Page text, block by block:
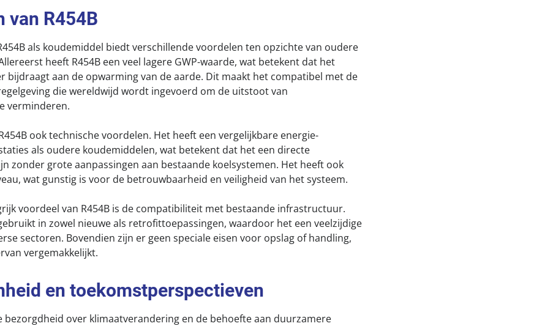
van R454B
als koudemiddel biedt verschillende voordelen ten opzichte van oudere
heeft R454B een veel lagere GWP-waarde, wat betekent dat het
bijdraagt aan de opwarming van de aarde. Dit maakt het compatibel met de
die wereldwijd wordt ingevoerd om de uitstoot van
verminderen.
ook technische voordelen. Het heeft een vergelijkbare energie-
als oudere koudemiddelen, wat betekent dat het een directe
zonder grote aanpassingen aan bestaande koelsystemen. Het heeft ook
wat gunstig is voor de betrouwbaarheid en veiligheid van het systeem.
voordeel van R454B is de compatibiliteit met bestaande infrastructuur.
in zowel nieuwe als retrofittoepassingen, waardoor het een veelzijdige
sectoren. Bovendien zijn er geen speciale eisen voor opslag of handling,
vergemakkelijkt.
en toekomstperspectieven
bezorgdheid over klimaatverandering en de behoefte aan duurzamere